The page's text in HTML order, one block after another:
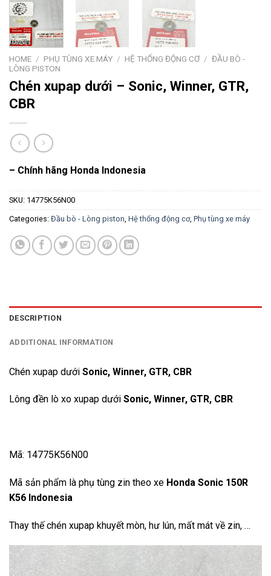
HOME / PHỤ TÙNG XE MÁY / HỆ THỐNG ĐỘNG CƠ / ĐẦU BÒ -
LÒNG PISTON
Chén xupap dưới – Sonic, Winner, GTR,
CBR
– Chính hãng Honda Indonesia
SKU: 14775K56N00
Categories: Đầu bò - Lòng piston Hệ thống động cơ, Phụ tùng xe máy
DESCRIPTION
ADDITIONAL INFORMATION
Chén xupap dưới Sonic, Winner, GTR, CBR
Lông đền lò xo xupap dưới Sonic, Winner, GTR, CBR
Mã: 14775K56N00
Mã sản phẩm là phụ tùng zin theo xe Honda Sonic 150R
K56 Indonesia
Thay thế chén xupap khuyết mòn, hư lún, mất mát về zin, …